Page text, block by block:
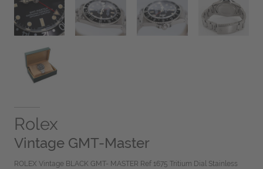
Rolex
Vintage GMT-Master
ROLEX Vintage BLACK GMT- MASTER Ref 1675 Tritium Dial Stainless